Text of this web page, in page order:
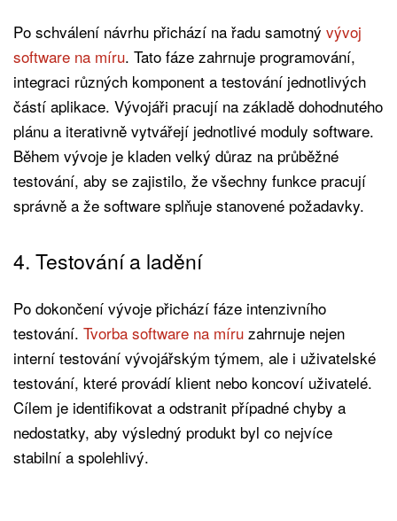
Po schválení návrhu přichází na řadu samotný vývoj
software na míru. Tato fáze zahrnuje programování,
integraci různých komponent a testování jednotlivých
částí aplikace. Vývojáři pracují na základě dohodnutého
plánu a iterativně vytvářejí jednotlivé moduly software.
Během vývoje je kladen velký důraz na průběžné
testování, aby se zajistilo, že všechny funkce pracují
správně a že software splňuje stanovené požadavky.
4. Testování a ladění
Po dokončení vývoje přichází fáze intenzivního
testování. Tvorba software na míru zahrnuje nejen
interní testování vývojářským týmem, ale i uživatelské
testování, které provádí klient nebo koncoví uživatelé.
Cílem je identifikovat a odstranit případné chyby a
nedostatky, aby výsledný produkt byl co nejvíce
stabilní a spolehlivý.